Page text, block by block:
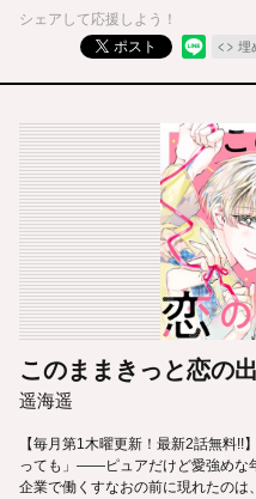
シェアして応援しよう！
ポスト
埋
このままきっと恋の
遥海遥
【毎月第1木曜更新！最新2話無料
っても」――ピュアだけど愛強めな
企業で働くすなおの前に現れたの